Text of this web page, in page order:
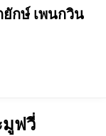
กษ์ เพนกวิน
มูฟวี่